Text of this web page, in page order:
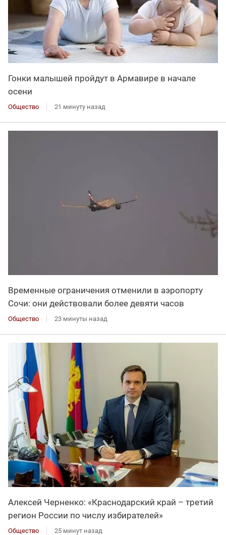
Гонки малышей пройдут в Армавире в начале
осени
Общество 21 минуту назад
Временные ограничения отменили в аэропорту
Сочи: они действовали более девяти часов
Общество 23 минуты назад
Алексей Черненко: «Краснодарский край – третий
регион России по числу избирателей»
Общество 25 минут назад